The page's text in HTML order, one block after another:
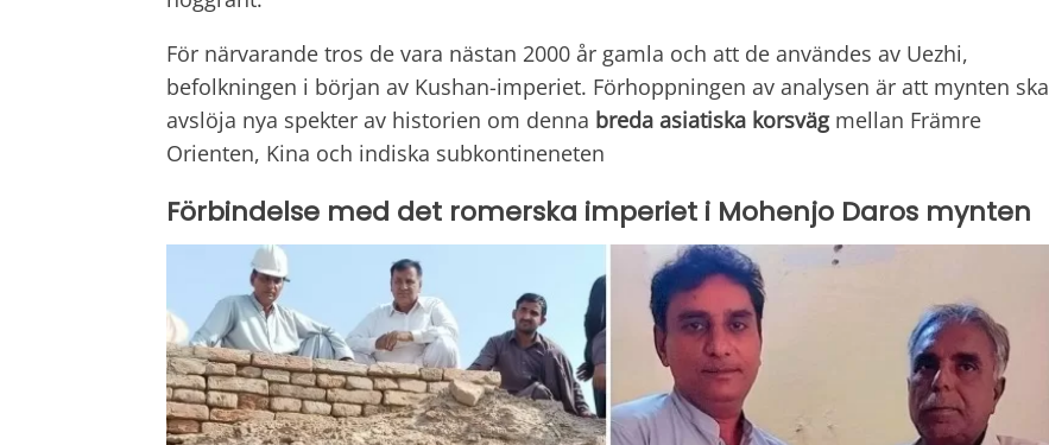
För närvarande tros de vara nästan 2000 år gamla och att de användes av Uezhi,
befolkningen i början av Kushan-imperiet. Förhoppningen av analysen är att mynten ska
avslöja nya spekter av historien om denna breda asiatiska korsvägmellan Främre
Orienten, Kina och indiska subkontineneten
Förbindelse med det romerska imperiet i Mohenjo Daros mynten